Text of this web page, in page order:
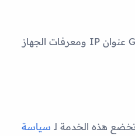
(عبر gtag.js) لقياس زيارات الموقع وسلوك المستخدمين بشكل مجمّع. قد تجمع Google عنوان IP ومعرفات الجهاز
هذه الخدمة لـ سياسة